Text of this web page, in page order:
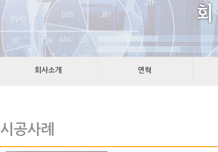
회사소개 연혁
시공사례